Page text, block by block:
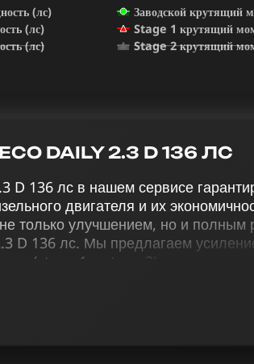
(лс)
Заводской крутящий
(лс)
Stage 1 крутящий
(лс)
Stage 2 крутящий
DAILY 2.3 D 136 ЛС
D 136 лс в нашем сервисе
двигателя и их
только улучшением, но и полным
D 136 лс. Мы предлагаем
(stage 1 и stage 2), отключая
заслонки (VSA), меняя
скорости для